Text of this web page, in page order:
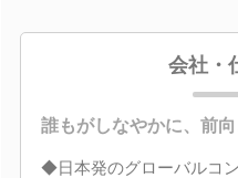
会社・
誰もがしなやかに、前
◆日本発のグローバルコ